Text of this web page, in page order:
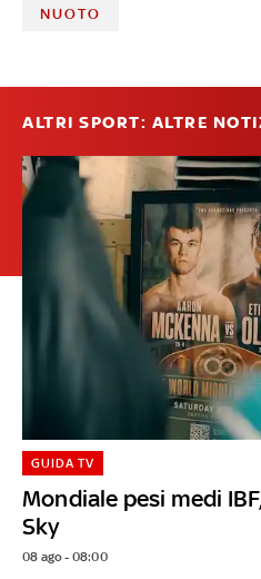
NUOTO
ALTRI SPORT: ALTRE
Mondiale pesi medi
Sky
GUIDA TV
08 ago - 08:00